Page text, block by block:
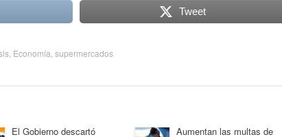
Tweet
Economía supermercados
El Gobierno descartó
Aumentan las multas de